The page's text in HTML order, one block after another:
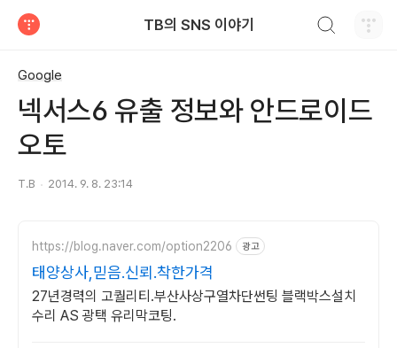
TB의 SNS 이야기
Google
넥서스6 유출 정보와 안드로이드
오토
T.B 2014. 9. 8. 23:14
https://blog.naver.com/option2206 광고
태양상사,믿음.신뢰.착한가격
27년경력의 고퀄리티.부산사상구열차단썬팅 블랙박스설치
수리 AS 광택 유리막코팅.